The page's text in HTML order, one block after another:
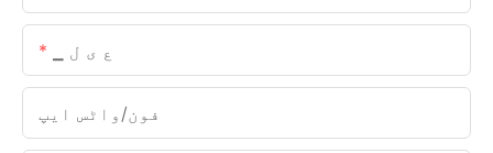
▁ ع ی ل
فون/واٹس ایپ